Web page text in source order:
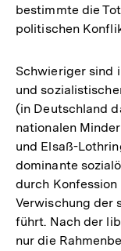
bestimmte die
politischen
Schwieriger sind
und
(in Deutschland
nationalen
und Elsaß-
dominante
durch
Verwischung der
führt. Nach der
nur die